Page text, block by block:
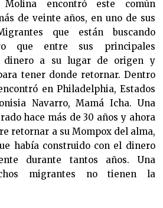
encontró este común
de veinte años, en uno de sus
que están buscando
que entre sus principales
dinero a su lugar de origen y
tener donde retornar. Dentro
en Philadelphia, Estados
Navarro, Mamá Icha. Una
hace más de 30 años y ahora
retornar a su Mompox del alma,
había construido con el dinero
durante tantos años. Una
migrantes no tienen la